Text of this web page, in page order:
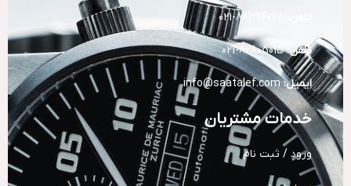
تلفن:82805015-021
ایمیل: info@saatalef.com
خدمات مشتریان
ورود / ثبت نام